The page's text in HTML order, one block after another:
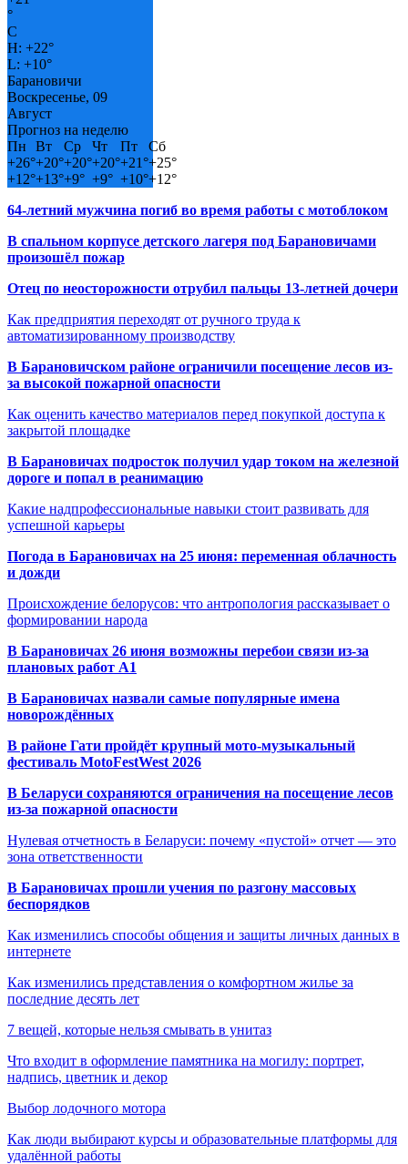
°
C
H: +22°
L: +10°
Барановичи
Воскресенье, 09
Август
Прогноз на неделю
Пн
Вт Ср Чт Пт
Сб
+26°+20°+20°+20°+21°+25°
+12°+13°+9° +9° +10°+12°
64-летний мужчина погиб во время работы с мотоблоком
В спальном корпусе детского лагеря под Барановичами
произошёл пожар
Отец по неосторожности отрубил пальцы 13-летней дочери
Как предприятия переходят от ручного труда к
автоматизированному производству
В Барановичском районе ограничили посещение лесов из-
за высокой пожарной опасности
Как оценить качество материалов перед покупкой доступа к
закрытой площадке
В Барановичах подросток получил удар током на железной
дороге и попал в реанимацию
Какие надпрофессиональные навыки стоит развивать для
успешной карьеры
Погода в Барановичах на 25 июня: переменная облачность
и дожди
Происхождение белорусов: что антропология рассказывает о
формировании народа
В Барановичах 26 июня возможны перебои связи из-за
плановых работ A1
В Барановичах назвали самые популярные имена
новорождённых
В районе Гати пройдёт крупный мото-музыкальный
фестиваль MotoFestWest 2026
В Беларуси сохраняются ограничения на посещение лесов
из-за пожарной опасности
Нулевая отчетность в Беларуси: почему «пустой» отчет — это
зона ответственности
В Барановичах прошли учения по разгону массовых
беспорядков
Как изменились способы общения и защиты личных данных в
интернете
Как изменились представления о комфортном жилье за
последние десять лет
7 вещей, которые нельзя смывать в унитаз
Что входит в оформление памятника на могилу: портрет,
надпись, цветник и декор
Выбор лодочного мотора
Как люди выбирают курсы и образовательные платформы для
удалённой работы